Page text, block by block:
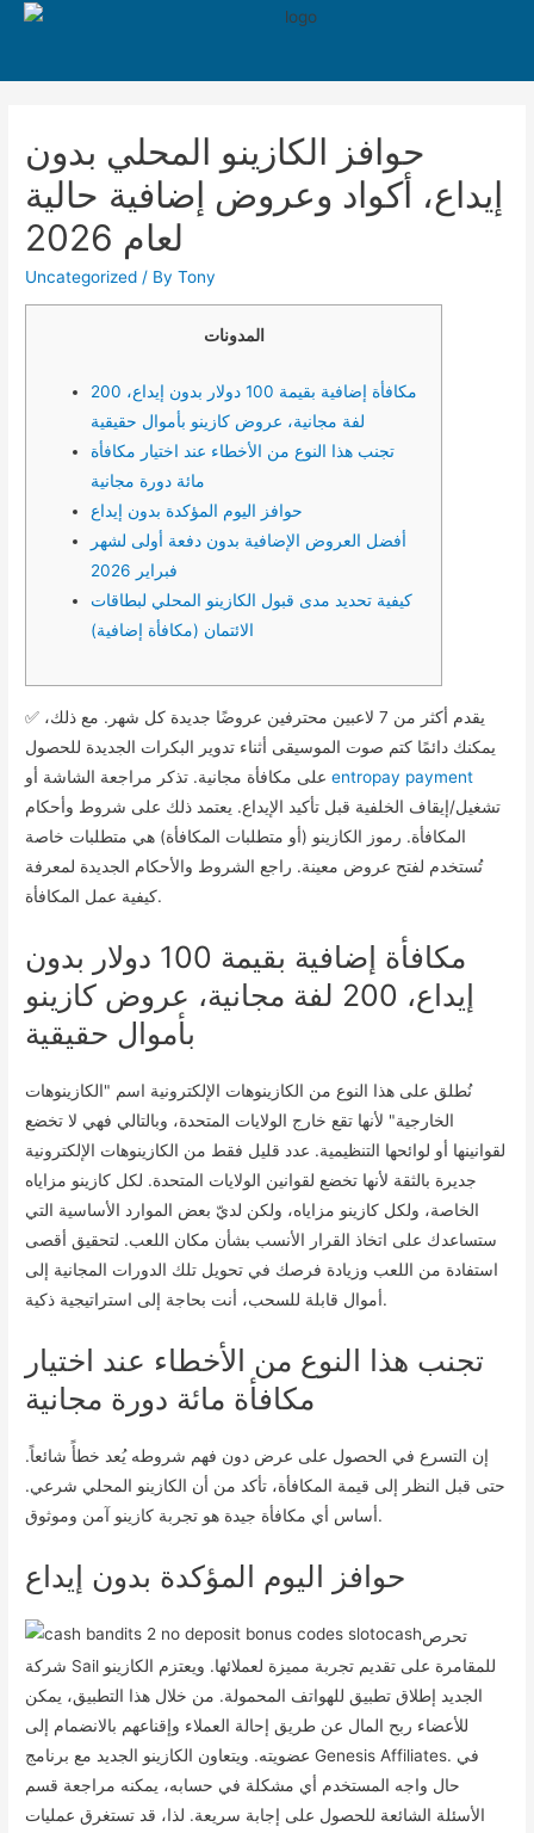
حوافز الكازينو المحلي بدون
إيداع، أكواد وعروض إضافية حالية
لعام 2026
Uncategorized / ByTony
المدونات
مكافأة إضافية بقيمة 100 دولار بدون إيداع، 200
لفة مجانية، عروض كازينو بأموال حقيقية
تجنب هذا النوع من الأخطاء عند اختيار مكافأة
مائة دورة مجانية
حوافز اليوم المؤكدة بدون إيداع
أفضل العروض الإضافية بدون دفعة أولى لشهر
فبراير 2026
كيفية تحديد مدى قبول الكازينو المحلي لبطاقات
الائتمان (مكافأة إضافية)
✅ يقدم أكثر من 7 لاعبين محترفين عروضًا جديدة كل شهر. مع ذلك،
يمكنك دائمًا كتم صوت الموسيقى أثناء تدوير البكرات الجديدة للحصول
على مكافأة مجانية. تذكر مراجعة الشاشة أوentropay payment
تشغيل/إيقاف الخلفية قبل تأكيد الإيداع. يعتمد ذلك على شروط وأحكام
المكافأة. رموز الكازينو (أو متطلبات المكافأة) هي متطلبات خاصة
تُستخدم لفتح عروض معينة. راجع الشروط والأحكام الجديدة لمعرفة
كيفية عمل المكافأة.
مكافأة إضافية بقيمة 100 دولار بدون
إيداع، 200 لفة مجانية، عروض كازينو
بأموال حقيقية
نُطلق على هذا النوع من الكازينوهات الإلكترونية اسم "الكازينوهات
الخارجية" لأنها تقع خارج الولايات المتحدة، وبالتالي فهي لا تخضع
لقوانينها أو لوائحها التنظيمية. عدد قليل فقط من الكازينوهات الإلكترونية
جديرة بالثقة لأنها تخضع لقوانين الولايات المتحدة. لكل كازينو مزاياه
الخاصة، ولكل كازينو مزاياه، ولكن لديّ بعض الموارد الأساسية التي
ستساعدك على اتخاذ القرار الأنسب بشأن مكان اللعب. لتحقيق أقصى
استفادة من اللعب وزيادة فرصك في تحويل تلك الدورات المجانية إلى
أموال قابلة للسحب، أنت بحاجة إلى استراتيجية ذكية.
تجنب هذا النوع من الأخطاء عند اختيار
مكافأة مائة دورة مجانية
إن التسرع في الحصول على عرض دون فهم شروطه يُعد خطأً شائعاً.
حتى قبل النظر إلى قيمة المكافأة، تأكد من أن الكازينو المحلي شرعي.
أساس أي مكافأة جيدة هو تجربة كازينو آمن وموثوق.
حوافز اليوم المؤكدة بدون إيداع
تحرص
شركة Sail للمقامرة على تقديم تجربة مميزة لعملائها. ويعتزم الكازينو
الجديد إطلاق تطبيق للهواتف المحمولة. من خلال هذا التطبيق، يمكن
للأعضاء ربح المال عن طريق إحالة العملاء وإقناعهم بالانضمام إلى
عضويته. ويتعاون الكازينو الجديد مع برنامج Genesis Affiliates. في
حال واجه المستخدم أي مشكلة في حسابه، يمكنه مراجعة قسم
الأسئلة الشائعة للحصول على إجابة سريعة. لذا، قد تستغرق عمليات